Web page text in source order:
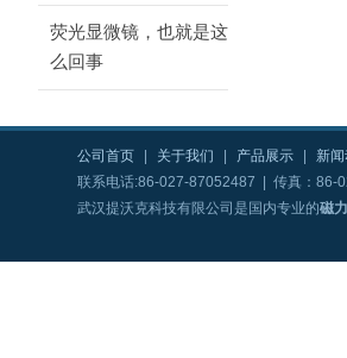
荧光显微镜，也就是这
么回事
公司首页 关于我们 产品展示 新
联系电话:86-027-87052487 | 传真：86-
武汉提沃克科技有限公司是国内专业的磁